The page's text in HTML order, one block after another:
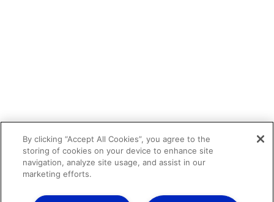
By clicking “Accept All Cookies”, you agree to the
storing of cookies on your device to enhance site
navigation, analyze site usage, and assist in our
marketing efforts.